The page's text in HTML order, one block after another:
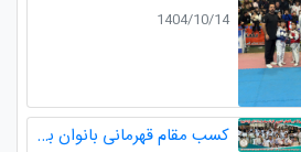
1404/10/14
کسب مقام قهرمانی بانوان باشگاه طلایی در رقابت های کشوری کاراته